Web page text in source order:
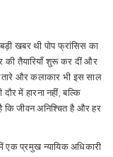
खबर थी पोप फ्रांसिस का
तैयारियाँ शुरू कर दीं और
और कलाकार भी इस साल
में हारना नहीं, बल्कि
कि जीवन अनिश्चित है और हर
एक प्रमुख न्यायिक अधिकारी